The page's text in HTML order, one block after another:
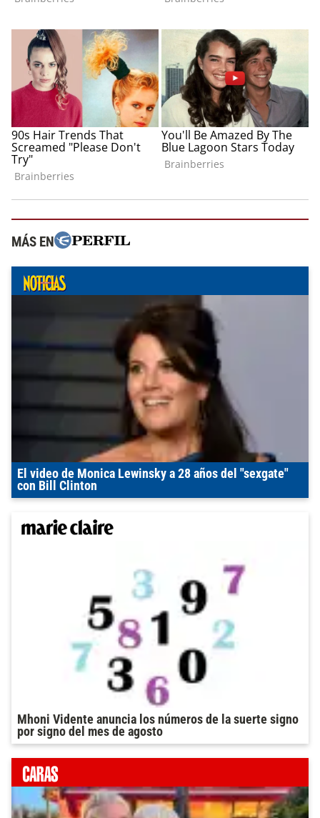
MÁS EN
El video de Monica Lewinsky a 28 años del "sexgate"
con Bill Clinton
Mhoni Vidente anuncia los números de la suerte signo
por signo del mes de agosto